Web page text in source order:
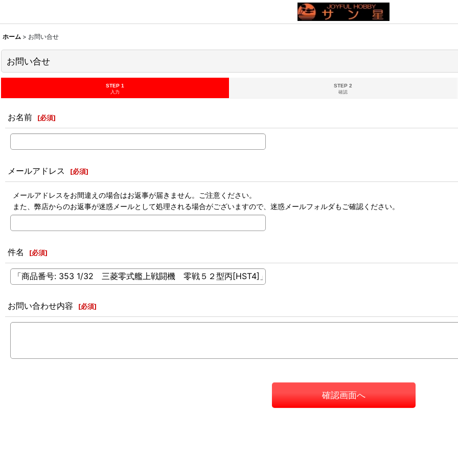
ホーム > お問い合せ
お問い合せ
STEP 1
入力
STEP 2
確認
お名前 [必須]
メールアドレス [必須]
メールアドレスをお間違えの場合はお返事が届きません。ご注意ください。
また、弊店からのお返事が迷惑メールとして処理される場合がございますので、迷惑メールフォルダもご確認ください。
件名 [必須]
お問い合わせ内容 [必須]
確認画面へ